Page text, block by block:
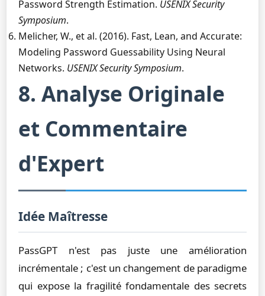
Password Strength Estimation. USENIX Security
Symposium.
Melicher, W., et al. (2016). Fast, Lean, and Accurate:
Modeling Password Guessability Using Neural
Networks. USENIX Security Symposium.
8. Analyse Originale
et Commentaire
d'Expert
Idée Maîtresse
PassGPT n'est pas juste une amélioration
incrémentale ; c'est un changement de paradigme
qui expose la fragilité fondamentale des secrets